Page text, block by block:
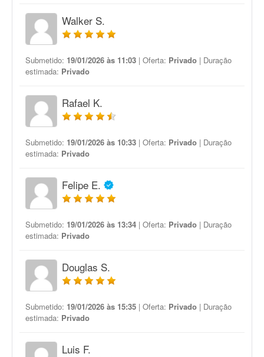
Walker S.
Submetido: 19/01/2026 às 11:03 | Oferta: Privado | Duração
estimada: Privado
Rafael K.
Submetido: 19/01/2026 às 10:33 | Oferta: Privado | Duração
estimada: Privado
Felipe E.
Submetido: 19/01/2026 às 13:34 | Oferta: Privado | Duração
estimada: Privado
Douglas S.
Submetido: 19/01/2026 às 15:35 | Oferta: Privado | Duração
estimada: Privado
Luis F.